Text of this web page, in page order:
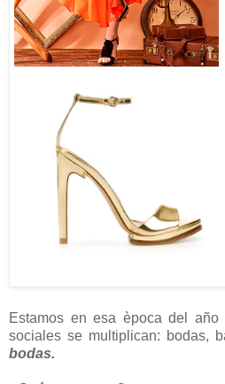
Estamos en esa època del
sociales se multiplican: bodas,
bodas.